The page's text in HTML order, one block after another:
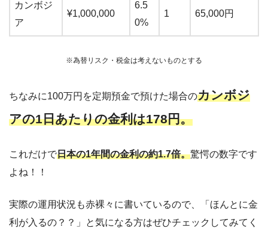
カンボジ
ア
¥1,000,000
6.5
0%
1 65,000円
※為替リスク・税金は考えないものとする
ちなみに100万円を定期預金で預けた場合のカンボジ
アの1日あたりの金利は178円。
これだけで日本の1年間の金利の約1.7倍。驚愕の数字です
よね！！
実際の運用状況も赤裸々に書いているので、「ほんとに金
利が入るの？？」と気になる方はぜひチェックしてみてく